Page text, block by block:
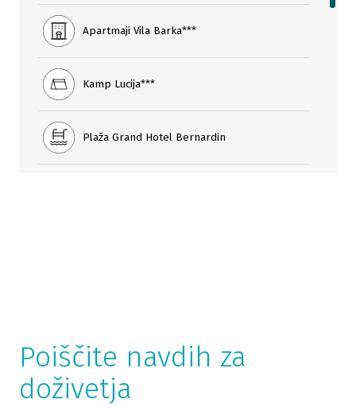
Apartmaji Vila Barka***
Kamp Lucija***
Plaža Grand Hotel Bernardin
Restavracija Taverna
Beach bar Sol
Poiščite navdih za
doživetja